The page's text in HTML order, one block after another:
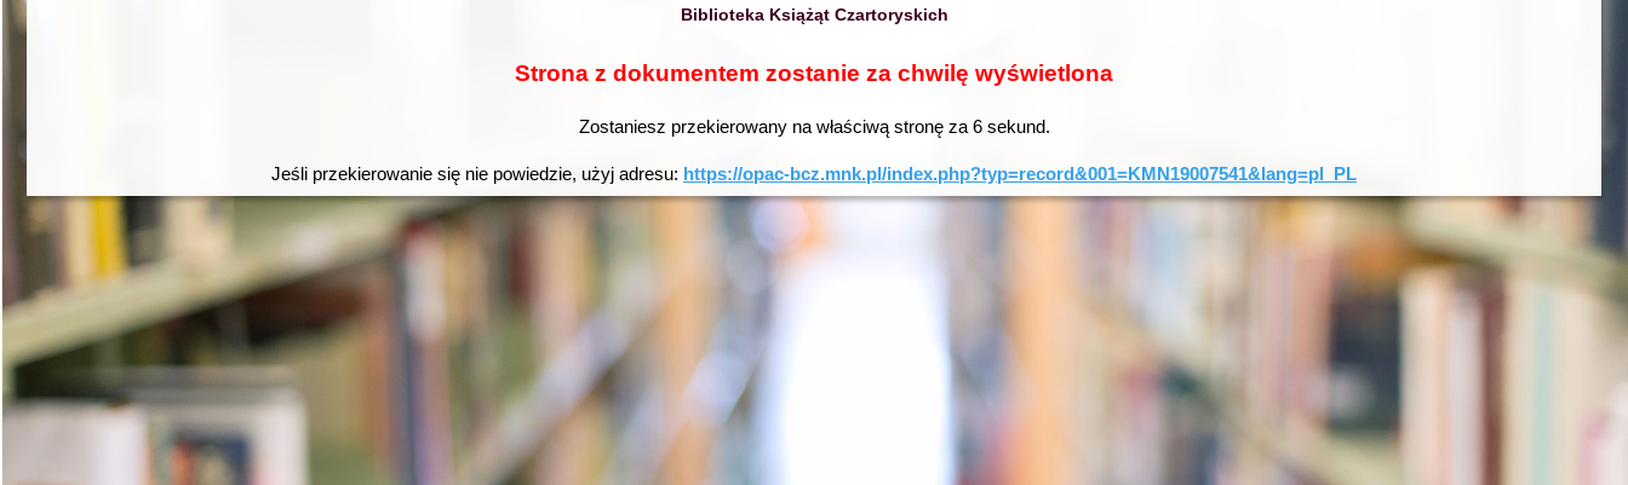
Biblioteka Książąt Czartoryskich
Strona z dokumentem zostanie za chwilę wyświetlona
Zostaniesz przekierowany na właściwą stronę za 6sekund.
Jeśli przekierowanie się nie powiedzie, użyj adresu: https://opac-bcz.mnk.pl/index.php?typ=record&001=KMN19007541&lang=pl_PL